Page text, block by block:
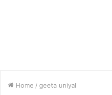
Home / geeta uniyal